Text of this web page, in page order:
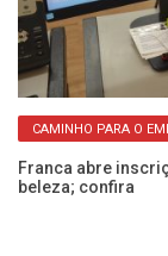
CAMINHO PARA O
Franca abre
beleza; confira